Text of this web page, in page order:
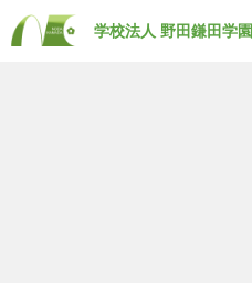
学校法人 野田鎌田学園